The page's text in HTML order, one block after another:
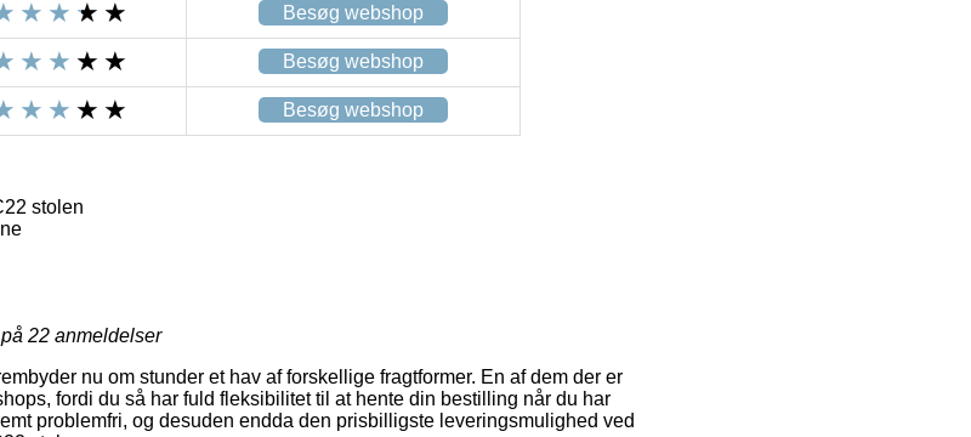
Besøg webshop
Besøg webshop
Besøg webshop
stolen
22 anmeldelser
nu om stunder et hav af forskellige fragtformer. En af dem der er
fordi du så har fuld fleksibilitet til at hente din bestilling når du har
problemfri, og desuden endda den prisbilligste leveringsmulighed ved